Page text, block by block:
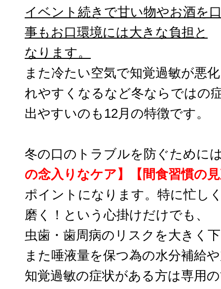
イベント続きで甘い物やお酒を
事もお口環境には大きな負担と
なります。
また冷たい空気で知覚過敏が悪
れやすくなるなど冬ならではの
出やすいのも12月の特徴です。
冬の口のトラブルを防ぐために
の念入りなケア】【間食習慣の
ポイントになります。特に忙し
磨く！という心掛けだけでも、
虫歯・歯周病のリスクを大きく
また唾液量を保つ為の水分補給
知覚過敏の症状がある方は専用